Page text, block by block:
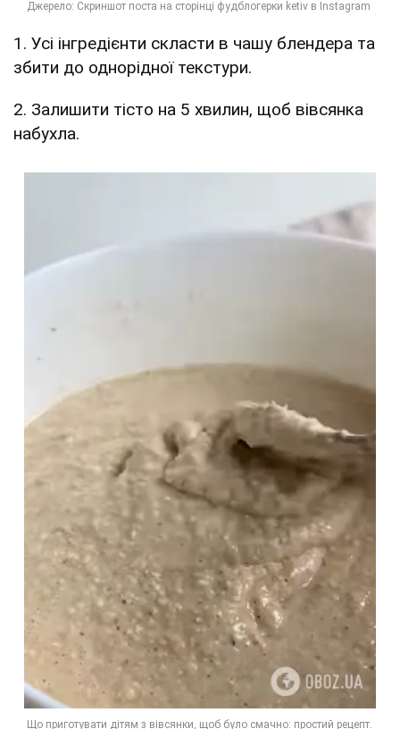
1. Усі інгредієнти скласти в чашу блендера та
збити до однорідної текстури.
2. Залишити тісто на 5 хвилин, щоб вівсянка
набухла.